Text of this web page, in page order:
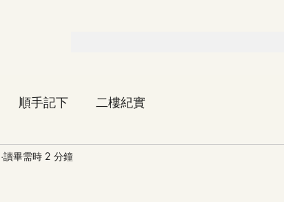
順手記下 二樓紀實
讀畢需時 2 分鐘